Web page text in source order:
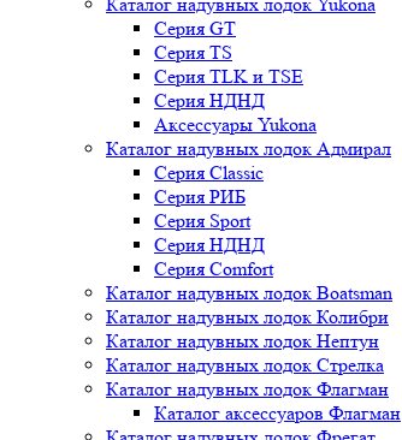
Серия GT
Серия TS
Серия TLK и TSE
Серия НДНД
Аксессуары Yukona
Каталог надувных лодок Адмирал
Серия Classic
Серия РИБ
Серия Sport
Серия НДНД
Серия Comfort
Каталог надувных лодок Boatsman
Каталог надувных лодок Колибри
Каталог надувных лодок Нептун
Каталог надувных лодок Стрелка
Каталог надувных лодок Флагман
Каталог аксессуаров Флагман